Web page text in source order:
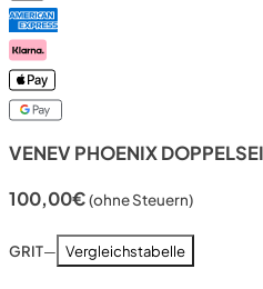
VENEV PHOENIX
100,00€(ohne Steuern)
GRIT— Vergleichstabelle